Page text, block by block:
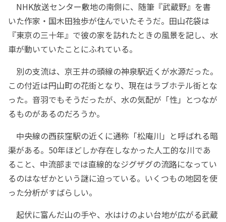
NHK放送センター敷地の南側に、随筆『武蔵野』を書
いた作家・国木田独歩が住んでいたそうだ。田山花袋は
『東京の三十年』で彼の家を訪れたときの風景を記し、水
車が動いていたことにふれている。
別の支流は、京王井の頭線の神泉駅近くが水源だった。
この付近は円山町の花街となり、現在はラブホテル街とな
った。音羽でもそうだったが、水の気配が「性」とつなが
るものがあるのだろうか。
中央線の西荻窪駅の近くに通称「松庵川」と呼ばれる暗
渠がある。50年ほどしか存在しなかった人工的な川であ
ること、中流部までは直線的なジグザグの流路になってい
るのはなぜかという謎に迫っている。いくつもの地図を使
った分析がすばらしい。
起伏に富んだ山の手や、水はけのよい台地が広がる武蔵